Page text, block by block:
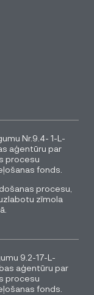
Nr.9.4- 1-L-
aģentūru par
procesu
fonds.
procesu,
zīmola
9.2-17-L-
aģentūru par
procesu
fonds.